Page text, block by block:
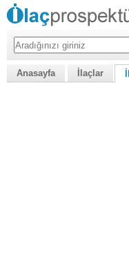
Anasayfa İlaçlar